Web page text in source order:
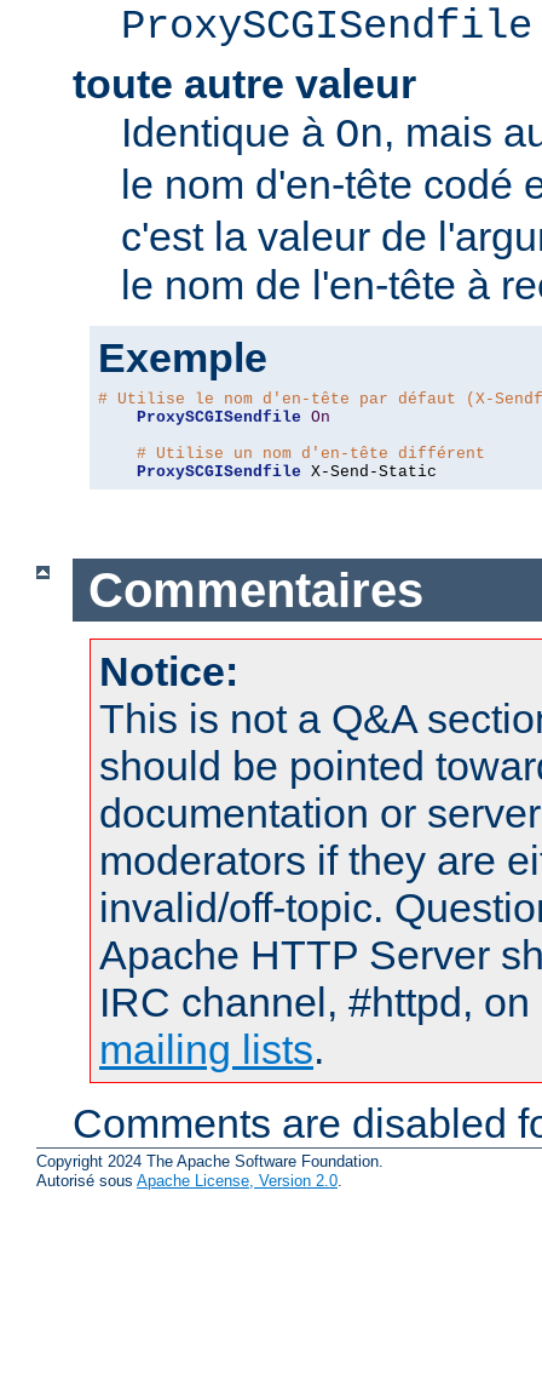
toute autre valeur
Identique à On, mais
le nom d'en-tête codé
c'est la valeur de
le nom de l'en-tête à
Exemple
# Utilise le nom d'en-tête par défaut (X-
ProxySCGISendfile On
# Utilise un nom d'en-tête différent
ProxySCGISendfile X-Send-Static
Commentaires
Notice:
This is not a Q&A
should be pointed
documentation or
moderators if they are
invalid/off-topic.
Apache HTTP Server
IRC channel, #httpd,
mailing lists.
Comments are disabled
Copyright 2024 The Apache Software Foundation.
Autorisé sous Apache License, Version 2.0